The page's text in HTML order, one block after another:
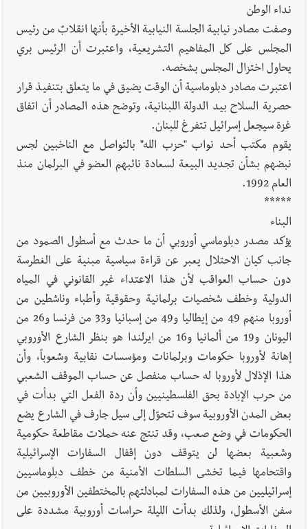
نداء الوطن
وصفت مصادر نيابية الجلسة النيابية الأخيرة بأنها انقلابٌ من رئيس
المجلس على كل المفاهيم التشريعية، واعتبرت أن الرئيس بري
يحاول اختزال المجلس بشخصه.
اعتبرت مصادر دبلوماسية أن الوقت يضيق في ما يتعلق بتنفيذ قرار
حصرية السلاح بيد الدولة اللبنانية، وتوضح هذه المصادر أن اتفاق
غزة سيجعل إسرائيل تتفرغ للبنان.
يقوم مكتب أحد نواب "حزب الله" بالتواصل مع الناخبين لجس
نبضهم بشأن تجديد البيعة لسعادة نائبهم العضو في البرلمان منذ
العام 1992.
*****
البناء
يؤكد مصدر دبلوماسي أوروبي أن ما حدث مع أسطول الصمود من
جانب كيان الاحتلال يعبر عن قراءة سياسية مبنية على الغطرسة
دون حساب العواقب لأن هذا الاعتداء غير القانوني في المياه
الدولية وخطف شخصيات برلمانية وحقوقية وأطباء وناشطين من
أوروبا منهم 49 من إيطاليا و49 من إسبانيا و33 من فرنسا و26 من
اليونان و19 من ألمانيا و16 من ايرلندا هو بنظر الشارع الأوروبي
إهانة لأوروبا حكومات وبرلمانات ومؤسسات نقابية وشعوباً، وأن
هذا الإذلال لأوروبا له حساب منفصل عن حساب الموقف الشعبي
من حرب الإبادة بحق الفلسطينيين وأن ردة الفعل التي بدأت في
بعض المدن الأوروبية سوف تتحوّل إلى سيل جارف في الشارع يضع
الحكومات في وضع صعب، وقد تنتج عنه حملات مقاطعة حكومية
وشعبية بعضها لن يتوقف دون إقفال السفارات الإسرائيلية
واقتحامها فيما تخشى السلطات الأمنية من خطف دبلوماسيين
إسرائيليين من هذه السفارات لمبادلتهم بالمختطفين الأوروبيين من
سفن الأسطول، ولذلك بدأت الليلة حراسات أوروبية مشددة على